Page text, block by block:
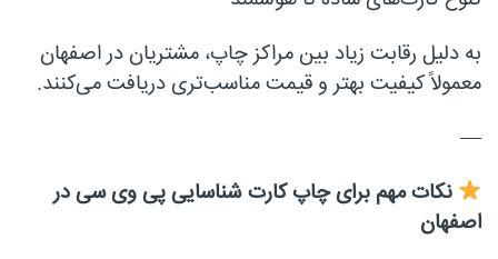
به دلیل رقابت زیاد بین مراکز چاپ، مشتریان در اصفهان
معمولاً کیفیت بهتر و قیمت مناسب‌تری دریافت می‌کنند.
—
نکات مهم برای چاپ کارت شناسایی پی وی سی در
اصفهان